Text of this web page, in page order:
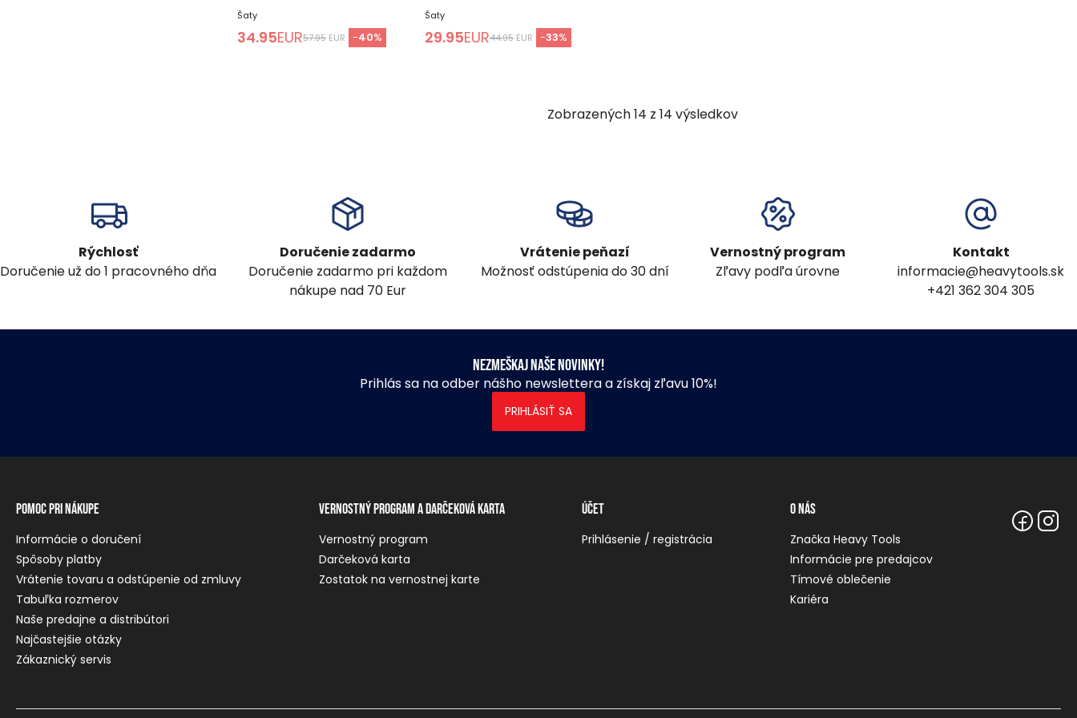
Šaty
34.95EUR57.95 EUR -40%
Šaty
29.95EUR44.95EUR -33%
Zobrazených14 z 14 výsledkov
Rýchlosť
Doručenie už do 1 pracovného dňa
Doručenie zadarmo
Doručenie zadarmo pri každom
nákupe nad 70 Eur
Vrátenie peňazí
Možnosť odstúpenia do 30 dní
Vernostný program
Zľavy podľa úrovne
Kontakt
informacie@heavytools.sk
+421 362 304 305
Nezmeškaj naše novinky!
Prihlás sa na odber nášho newslettera a získaj zľavu 10%!
PRIHLÁSIŤ SA
Pomoc pri nákupe
Informácie o doručení
Spôsoby platby
Vrátenie tovaru a odstúpenie od zmluvy
Tabuľka rozmerov
Naše predajne a distribútori
Najčastejšie otázky
Zákaznický servis
Vernostný program a darčeková karta
Vernostný program
Darčeková karta
Zostatok na vernostnej karte
Účet
Prihlásenie / registrácia
O nás
Značka Heavy Tools
Informácie pre predajcov
Tímové oblečenie
Kariéra